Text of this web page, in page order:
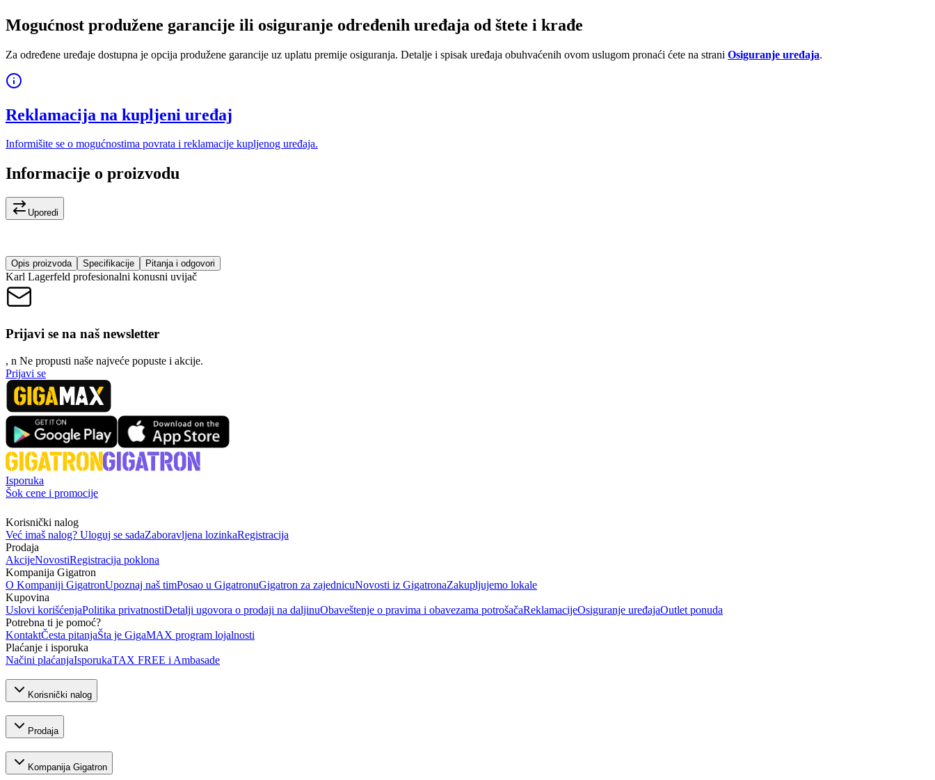
Mogućnost produžene garancije ili osiguranje određenih uređaja od štete i krađe
Za određene uređaje dostupna je opcija produžene garancije uz uplatu premije osiguranja. Detalje i spisak uređaja obuhvaćenih ovom uslugom pronaći ćete na strani Osiguranje uređaja.
Reklamacija na kupljeni uređaj
Informišite se o mogućnostima povrata i reklamacije kupljenog uređaja.
Informacije o proizvodu
Uporedi
Opis proizvoda Specifikacije Pitanja i odgovori
Karl Lagerfeld profesionalni konusni uvijač
Prijavi se na naš newsletter
, n Ne propusti naše najveće popuste i akcije.
Prijavi se
Isporuka
Šok cene i promocije
Korisnički nalog
Već imaš nalog? Uloguj se sadaZaboravljena lozinkaRegistracija
Prodaja
AkcijeNovostiRegistracija poklona
Kompanija Gigatron
O Kompaniji GigatronUpoznaj naš timPosao u GigatronuGigatron za zajednicuNovosti iz GigatronaZakupljujemo lokale
Kupovina
Uslovi korišćenjaPolitika privatnostiDetalji ugovora o prodaji na daljinuObaveštenje o pravima i obavezama potrošačaReklamacijeOsiguranje uređajaOutlet ponuda
Potrebna ti je pomoć?
KontaktČesta pitanjaŠta je GigaMAX program lojalnosti
Plaćanje i isporuka
Načini plaćanjaIsporukaTAX FREE i Ambasade
Korisnički nalog
Prodaja
Kompanija Gigatron